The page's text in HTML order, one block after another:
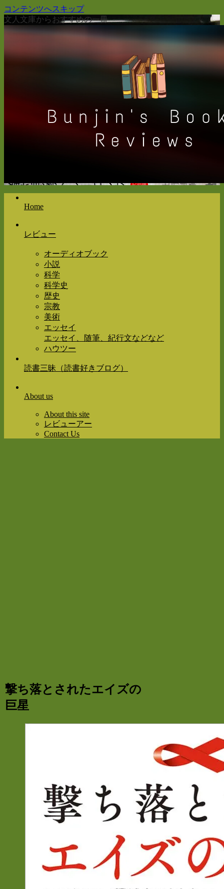
コンテンツへスキップ
文人文庫からおすすめの一冊
Home
レビュー
オーディオブック
小説
科学
科学史
歴史
宗教
美術
エッセイ
エッセイ、随筆、紀行文などなど
ハウツー
読書三昧（読書好きブログ）
About us
About this site
レビューアー
Contact Us
撃ち落とされたエイズの
巨星